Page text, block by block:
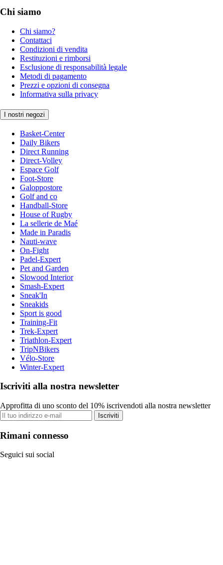
Chi siamo
Chi siamo?
Contattaci
Condizioni di vendita
Restituzioni e rimborsi
Esclusione di responsabilità legale
Metodi di pagamento
Prezzi e opzioni di consegna
Informativa sulla privacy
I nostri negozi
Basket-Center
Daily Bikers
Direct Running
Direct-Volley
Espace Golf
Foot-Store
Galoppostore
Golf and co
Handball-Store
House of Rugby
La sellerie de Maé
Made in Paradis
Nauti-wave
On-Fight
Padel-Expert
Pet and Garden
Slowood Interior
Smash-Expert
Sneak'In
Sneakids
Sport is good
Training-Fit
Trek-Expert
Triathlon-Expert
TripNBikers
Vélo-Store
Winter-Expert
Iscriviti alla nostra newsletter
Approfitta di uno sconto del 10% iscrivendoti alla nostra newsletter
Iscriviti
Rimani connesso
Seguici sui social